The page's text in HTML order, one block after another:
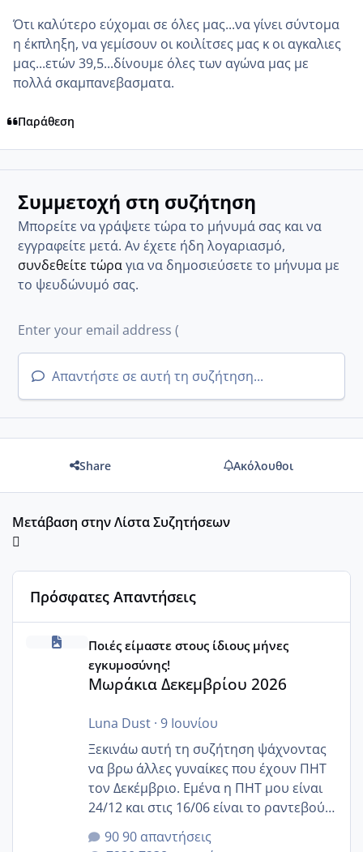
Ότι καλύτερο εύχομαι σε όλες μας...να γίνει σύντομα
η έκπληξη, να γεμίσουν οι κοιλίτσες μας κ οι αγκαλιες
μας...ετών 39,5...δίνουμε όλες των αγώνα μας με
πολλά σκαμπανεβασματα.
Παράθεση
Συμμετοχή στη συζήτηση
Μπορείτε να γράψετε τώρα το μήνυμά σας και να
εγγραφείτε μετά. Αν έχετε ήδη λογαριασμό,
συνδεθείτε τώραγια να δημοσιεύσετε το μήνυμα με
το ψευδώνυμό σας.
Απαντήστε σε αυτή τη συζήτηση...
Share Ακόλουθοι
Μετάβαση στην Λίστα Συζητήσεων
Πρόσφατες Απαντήσεις
Μωράκια Δεκεμβρίου 2026
Ποιές είμαστε στους ίδιους μήνες
εγκυμοσύνης!
Μωράκια Δεκεμβρίου 2026
Luna Dust· 9 Ιουνίου
Ξεκινάω αυτή τη συζήτηση ψάχνοντας
να βρω άλλες γυναίκες που έχουν ΠΗΤ
τον Δεκέμβριο. Εμένα η ΠΗΤ μου είναι
24/12 και στις 16/06 είναι το ραντεβού
της αυχενικής διαφάνειας. Έχω αρκετό
άγχος και οι μέρες δεν φαίνεται να
90 απαντήσεις